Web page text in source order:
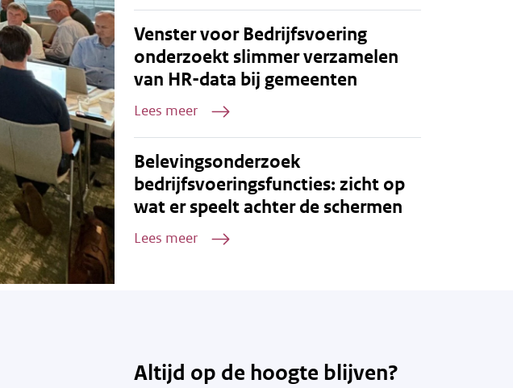
Venster voor Bedrijfsvoering
onderzoekt slimmer verzamelen
van HR-data bij gemeenten
Lees meer
Belevingsonderzoek
bedrijfsvoeringsfuncties: zicht op
wat er speelt achter de schermen
Lees meer
Altijd op de hoogte blijven?